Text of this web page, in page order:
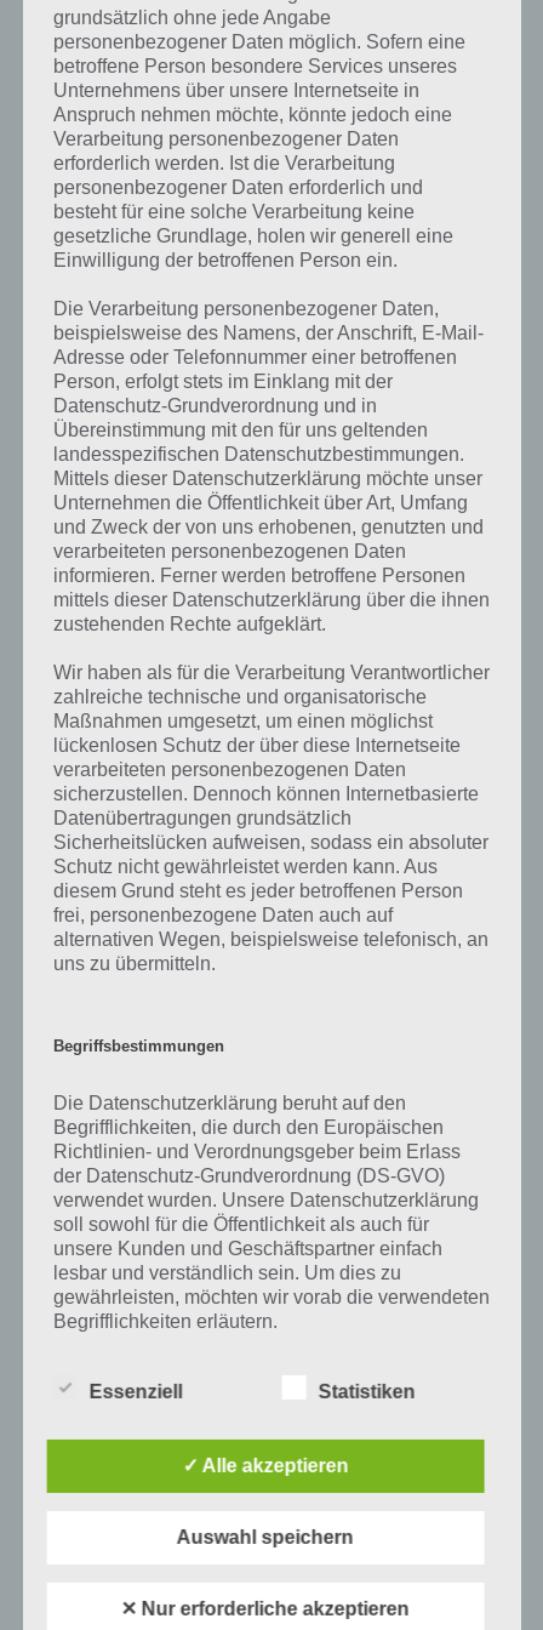
entsprechenden Antworten findest!
Weitere Lösungen zu 94%
gesucht? Schaue inunsere
Komplettlösung zur App! Dort
kannst du mit der Suche
schnell die Antworten und
Lösungen der über 300 Level
finden!
Du findest Lösungen auch ohne unsere Hilfe, indem du in der App
Münzen einsetzt. Da diese jedoch begrenzt sind, hast du hier stets
die Möglichkeit alle Antworten zu finden!
Die obige Lösung stimmt leider nicht mehr?
Wenn die Lösung, die wir dir oben Davon hast du mehr als 2 am
Körper vorgestellt haben, nicht mehr aktuell sein sollte oder ein
Wort in der Lösung von 94 Prozent fehlt, so teile uns die korrekten
die aktuellen Antworten auf die zahlreichen Fragen und Sachverhalte
in der App geben. Da die Entwickler die Lösungen immer mal wieder
verändern.
Darum geht es bei 94%
Was ist 94%? In der App 94% musst du auf Basis eines Bildes oder
einer Aussage die Antworten herausfinden, die von anderen Spielern
am häufigsten genannt worden sind. Nur so kannst du das nächste
Level freischalten. Zusammenaddiert ergeben alle Antworten 94
Prozent, wovon die App ihren Namen hat. Entsprechend ist 94
erfolgreichsten Spiele Apps in diesem Genre im Google Play Store
und iTunes App Store.
Auf WhatsApp teilen Teilen auf Facebook
Tweet auf Twitter
Mehr Artikel hier auf Touchportal
grundsätzlich ohne jede Angabe
personenbezogener Daten möglich. Sofern eine
betroffene Person besondere Services unseres
Unternehmens über unsere Internetseite in
Anspruch nehmen möchte, könnte jedoch eine
Verarbeitung personenbezogener Daten
erforderlich werden. Ist die Verarbeitung
personenbezogener Daten erforderlich und
besteht für eine solche Verarbeitung keine
gesetzliche Grundlage, holen wir generell eine
Einwilligung der betroffenen Person ein.
Die Verarbeitung personenbezogener Daten,
beispielsweise des Namens, der Anschrift, E-Mail-
Adresse oder Telefonnummer einer betroffenen
Person, erfolgt stets im Einklang mit der
Datenschutz-Grundverordnung und in
Übereinstimmung mit den für uns geltenden
landesspezifischen Datenschutzbestimmungen.
Mittels dieser Datenschutzerklärung möchte unser
Unternehmen die Öffentlichkeit über Art, Umfang
und Zweck der von uns erhobenen, genutzten und
verarbeiteten personenbezogenen Daten
informieren. Ferner werden betroffene Personen
mittels dieser Datenschutzerklärung über die ihnen
zustehenden Rechte aufgeklärt.
Wir haben als für die Verarbeitung Verantwortlicher
zahlreiche technische und organisatorische
Maßnahmen umgesetzt, um einen möglichst
lückenlosen Schutz der über diese Internetseite
verarbeiteten personenbezogenen Daten
sicherzustellen. Dennoch können Internetbasierte
Datenübertragungen grundsätzlich
Sicherheitslücken aufweisen, sodass ein absoluter
Schutz nicht gewährleistet werden kann. Aus
diesem Grund steht es jeder betroffenen Person
frei, personenbezogene Daten auch auf
alternativen Wegen, beispielsweise telefonisch, an
uns zu übermitteln.
Begriffsbestimmungen
Die Datenschutzerklärung beruht auf den
Begrifflichkeiten, die durch den Europäischen
Richtlinien- und Verordnungsgeber beim Erlass
der Datenschutz-Grundverordnung (DS-GVO)
verwendet wurden. Unsere Datenschutzerklärung
soll sowohl für die Öffentlichkeit als auch für
unsere Kunden und Geschäftspartner einfach
lesbar und verständlich sein. Um dies zu
gewährleisten, möchten wir vorab die verwendeten
Begrifflichkeiten erläutern.
unter anderem die folgenden Begriffe:
a) personenbezogene Daten
Personenbezogene Daten sind alle
Folgenden „betroffene Person") beziehen.
Essenziell Statistiken
✓ Alle akzeptieren
Auswahl speichern
✕ Nur erforderliche akzeptieren